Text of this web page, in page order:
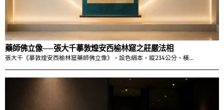
藥師佛立像──張大千摹敦煌安西榆林窟之莊嚴法相
張大千《摹敦煌安西榆林窟藥師佛立像》，設色絹本，縱214公分、橫…